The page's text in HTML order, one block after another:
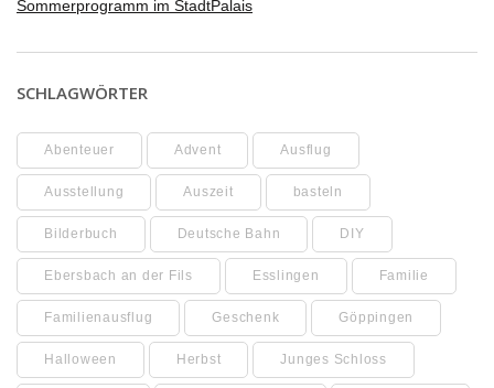
Sommerprogramm im StadtPalais
SCHLAGWÖRTER
Abenteuer Advent Ausflug
Ausstellung Auszeit basteln
Bilderbuch Deutsche Bahn DIY
Ebersbach an der Fils Esslingen Familie
Familienausflug Geschenk Göppingen
Halloween Herbst Junges Schloss